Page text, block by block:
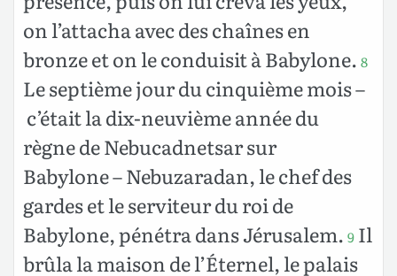
on l’attacha avec des chaînes en
bronze et on le conduisit à Babylone. 8
Le septième jour du cinquième mois –
c’était la dix-neuvième année du
règne de Nebucadnetsar sur
Babylone – Nebuzaradan, le chef des
gardes et le serviteur du roi de
Babylone, pénétra dans Jérusalem. 9 Il
brûla la maison de l’Éternel, le palais